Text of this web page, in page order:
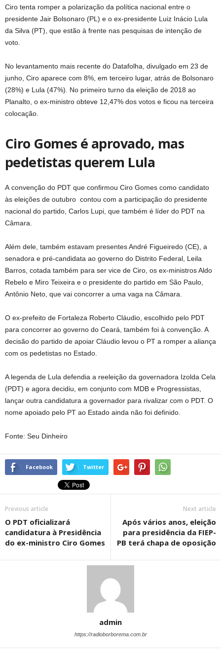
Ciro tenta romper a polarização da política nacional entre o
presidente Jair Bolsonaro (PL) e o ex-presidente Luiz Inácio Lula
da Silva (PT), que estão à frente nas pesquisas de intenção de
voto.
No levantamento mais recente do Datafolha, divulgado em 23 de
junho, Ciro aparece com 8%, em terceiro lugar, atrás de Bolsonaro
(28%) e Lula (47%). No primeiro turno da eleição de 2018 ao
Planalto, o ex-ministro obteve 12,47% dos votos e ficou na terceira
colocação.
Ciro Gomes é aprovado, mas
pedetistas querem Lula
A convenção do PDT que confirmou Ciro Gomes como candidato
às eleições de outubro contou com a participação do presidente
nacional do partido, Carlos Lupi, que também é líder do PDT na
Câmara.
Além dele, também estavam presentes André Figueiredo (CE), a
senadora e pré-candidata ao governo do Distrito Federal, Leila
Barros, cotada também para ser vice de Ciro, os ex-ministros Aldo
Rebelo e Miro Teixeira e o presidente do partido em São Paulo,
Antônio Neto, que vai concorrer a uma vaga na Câmara.
O ex-prefeito de Fortaleza Roberto Cláudio, escolhido pelo PDT
para concorrer ao governo do Ceará, também foi à convenção. A
decisão do partido de apoiar Cláudio levou o PT a romper a aliança
com os pedetistas no Estado.
A legenda de Lula defendia a reeleição da governadora Izolda Cela
(PDT) e agora decidiu, em conjunto com MDB e Progressistas,
lançar outra candidatura a governador para rivalizar com o PDT. O
nome apoiado pelo PT ao Estado ainda não foi definido.
Fonte: Seu Dinheiro
Facebook Twitter
Previous article
O PDT oficializará
candidatura à Presidência
do ex-ministro Ciro Gomes
Next article
Após vários anos, eleição
para presidência da FIEP-
PB terá chapa de oposição
admin
https://radioborborema.com.br